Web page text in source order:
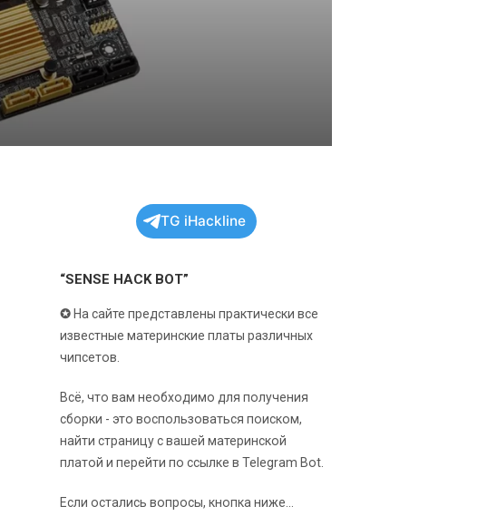
TG iHackline
“SENSE HACK BOT”
✪ На сайте представлены практически все
известные материнские платы различных
чипсетов.
Всё, что вам необходимо для получения
сборки - это воспользоваться поиском,
найти страницу с вашей материнской
платой и перейти по ссылке в Telegram Bot.
Если остались вопросы, кнопка ниже...